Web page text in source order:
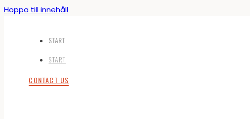
Hoppa till innehåll
START
START
CONTACT US